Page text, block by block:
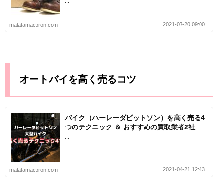
matatamacoron.com 2021-07-20 09:00
オートバイを高く売るコツ
バイク（ハーレーダビットソン）を高く売る4
つのテクニック ＆ おすすめの買取業者2社
matatamacoron.com 2021-04-21 12:43